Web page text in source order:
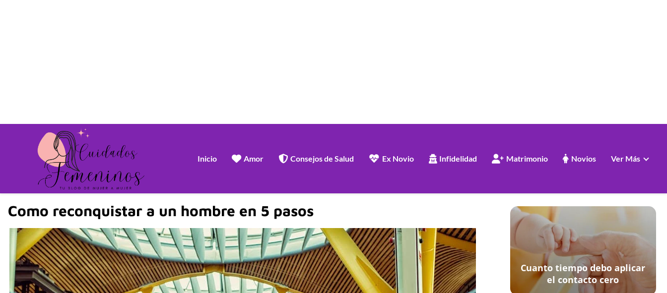
Inicio Amor Consejos de Salud Ex Novio Infidelidad Matrimonio Novios Ver Más
Como reconquistar a un hombre en 5 pasos
Cuanto tiempo debo aplicar
el contacto cero